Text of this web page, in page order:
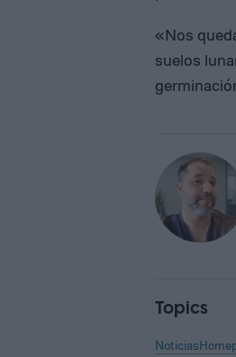
«Nos
suelos
Topics
Noticias